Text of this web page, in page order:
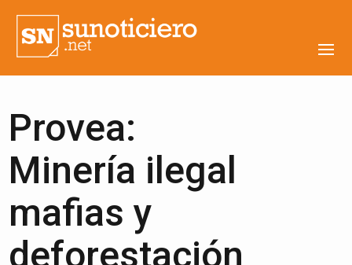
Provea:
Minería ilegal
mafias y
deforestación